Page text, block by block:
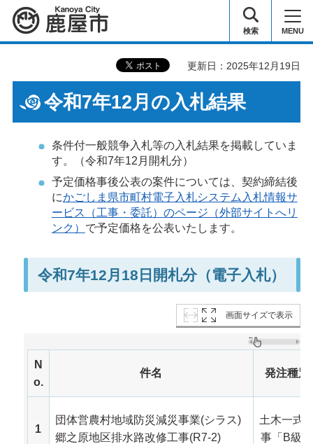
鹿屋市 検索 MENU
更新日：2025年12月19日
令和7年12月の入札結果
条件付一般競争入札等の入札結果を掲載していま
す。（令和7年12月開札分）
予定価格事後公表の案件については、契約締結後
にかごしま県市町村電子入札システム入札情報サ
ービス（工事・委託）のページ（外部サイトへリ
ンク） で予定価格を公表いたします。
令和7年12月18日開札分（電子入札）
画面サイズで表示
N
o.
件名 発注種別
1
団体営農村地域防災減災事業(シラス)
郷之原地区排水路改修工事(R7-2)
土木一式
事「B級」